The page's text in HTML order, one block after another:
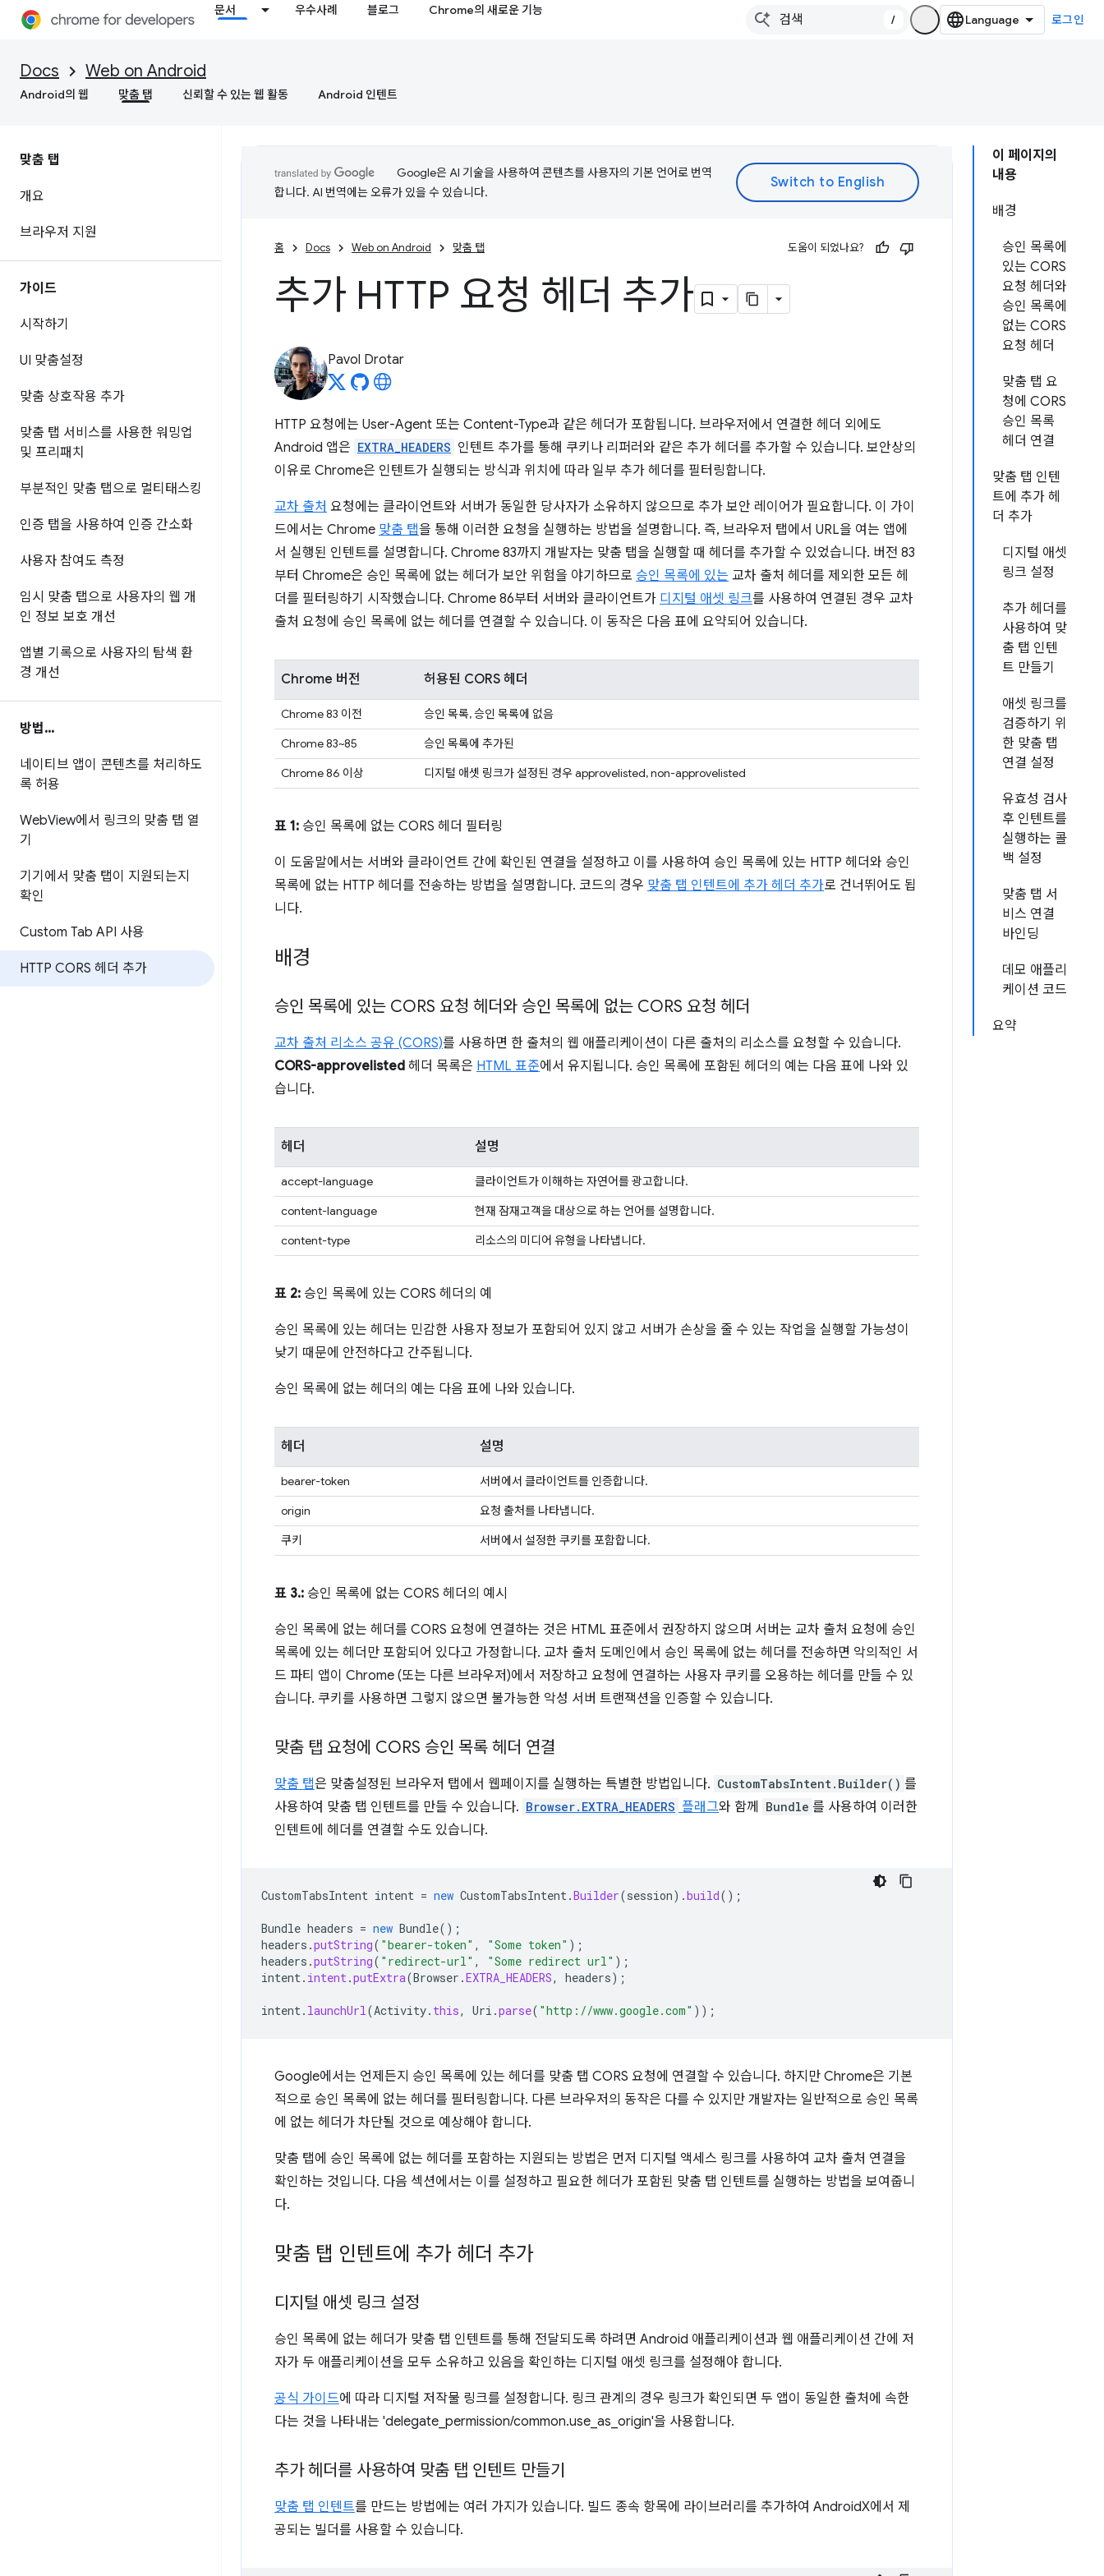
문서 우수사례 블로그 Chrome의 새로운 기능
/ 로그인
Docs Web on Android
Android의 웹 맞춤 탭 신뢰할 수 있는 웹 활동 Android 인텐트
맞춤 탭
개요
브라우저 지원
가이드
시작하기
UI 맞춤설정
맞춤 상호작용 추가
맞춤 탭 서비스를 사용한 워밍업
및 프리패치
부분적인 맞춤 탭으로 멀티태스킹
인증 탭을 사용하여 인증 간소화
사용자 참여도 측정
임시 맞춤 탭으로 사용자의 웹 개
인 정보 보호 개선
앱별 기록으로 사용자의 탐색 환
경 개선
방법...
네이티브 앱이 콘텐츠를 처리하도
록 허용
WebView에서 링크의 맞춤 탭 열
기
기기에서 맞춤 탭이 지원되는지
확인
Custom Tab API 사용
HTTP CORS 헤더 추가
이 페이지의
내용
배경
승인 목록에
있는 CORS
요청 헤더와
승인 목록에
없는 CORS
요청 헤더
맞춤 탭 요
청에 CORS
승인 목록
헤더 연결
맞춤 탭 인텐
트에 추가 헤
더 추가
디지털 애셋
링크 설정
추가 헤더를
사용하여 맞
춤 탭 인텐
트 만들기
애셋 링크를
검증하기 위
한 맞춤 탭
연결 설정
유효성 검사
후 인텐트를
실행하는 콜
백 설정
맞춤 탭 서
비스 연결
바인딩
데모 애플리
케이션 코드
요약
Google은 AI 기술을 사용하여 콘텐츠를 사용자의 기본 언어로 번역
합니다. AI 번역에는 오류가 있을 수 있습니다.
홈 Docs Web on Android 맞춤 탭 도움이 되었나요?
추가 HTTP 요청 헤더 추가
Pavol Drotar
HTTP 요청에는 User-Agent 또는 Content-Type과 같은 헤더가 포함됩니다. 브라우저에서 연결한 헤더 외에도
Android 앱은 EXTRA_HEADERS 인텐트 추가를 통해 쿠키나 리퍼러와 같은 추가 헤더를 추가할 수 있습니다. 보안상의
이유로 Chrome은 인텐트가 실행되는 방식과 위치에 따라 일부 추가 헤더를 필터링합니다.
교차 출처 요청에는 클라이언트와 서버가 동일한 당사자가 소유하지 않으므로 추가 보안 레이어가 필요합니다. 이 가이
드에서는 Chrome 맞춤 탭을 통해 이러한 요청을 실행하는 방법을 설명합니다. 즉, 브라우저 탭에서 URL을 여는 앱에
서 실행된 인텐트를 설명합니다. Chrome 83까지 개발자는 맞춤 탭을 실행할 때 헤더를 추가할 수 있었습니다. 버전 83
부터 Chrome은 승인 목록에 없는 헤더가 보안 위험을 야기하므로 승인 목록에 있는 교차 출처 헤더를 제외한 모든 헤
더를 필터링하기 시작했습니다. Chrome 86부터 서버와 클라이언트가 디지털 애셋 링크를 사용하여 연결된 경우 교차
출처 요청에 승인 목록에 없는 헤더를 연결할 수 있습니다. 이 동작은 다음 표에 요약되어 있습니다.
Chrome 버전 허용된 CORS 헤더
Chrome 83 이전
승인 목록, 승인 목록에 없음
Chrome 83~85
승인 목록에 추가된
Chrome 86 이상
디지털 애셋 링크가 설정된 경우 approvelisted, non-approvelisted
표 1: 승인 목록에 없는 CORS 헤더 필터링
이 도움말에서는 서버와 클라이언트 간에 확인된 연결을 설정하고 이를 사용하여 승인 목록에 있는 HTTP 헤더와 승인
목록에 없는 HTTP 헤더를 전송하는 방법을 설명합니다. 코드의 경우 맞춤 탭 인텐트에 추가 헤더 추가로 건너뛰어도 됩
니다.
배경
승인 목록에 있는 CORS 요청 헤더와 승인 목록에 없는 CORS 요청 헤더
교차 출처 리소스 공유 (CORS)를 사용하면 한 출처의 웹 애플리케이션이 다른 출처의 리소스를 요청할 수 있습니다.
CORS-approvelisted 헤더 목록은 HTML 표준에서 유지됩니다. 승인 목록에 포함된 헤더의 예는 다음 표에 나와 있
습니다.
헤더 설명
accept-language
클라이언트가 이해하는 자연어를 광고합니다.
content-language
현재 잠재고객을 대상으로 하는 언어를 설명합니다.
content-type
리소스의 미디어 유형을 나타냅니다.
표 2: 승인 목록에 있는 CORS 헤더의 예
승인 목록에 있는 헤더는 민감한 사용자 정보가 포함되어 있지 않고 서버가 손상을 줄 수 있는 작업을 실행할 가능성이
낮기 때문에 안전하다고 간주됩니다.
승인 목록에 없는 헤더의 예는 다음 표에 나와 있습니다.
헤더 설명
bearer-token
서버에서 클라이언트를 인증합니다.
origin
요청 출처를 나타냅니다.
쿠키
서버에서 설정한 쿠키를 포함합니다.
표 3.: 승인 목록에 없는 CORS 헤더의 예시
승인 목록에 없는 헤더를 CORS 요청에 연결하는 것은 HTML 표준에서 권장하지 않으며 서버는 교차 출처 요청에 승인
목록에 있는 헤더만 포함되어 있다고 가정합니다. 교차 출처 도메인에서 승인 목록에 없는 헤더를 전송하면 악의적인 서
드 파티 앱이 Chrome (또는 다른 브라우저)에서 저장하고 요청에 연결하는 사용자 쿠키를 오용하는 헤더를 만들 수 있
습니다. 쿠키를 사용하면 그렇지 않으면 불가능한 악성 서버 트랜잭션을 인증할 수 있습니다.
맞춤 탭 요청에 CORS 승인 목록 헤더 연결
맞춤 탭은 맞춤설정된 브라우저 탭에서 웹페이지를 실행하는 특별한 방법입니다. CustomTabsIntent.Builder() 를
사용하여 맞춤 탭 인텐트를 만들 수 있습니다. Browser.EXTRA_HEADERS 플래그와 함께 Bundle 를 사용하여 이러한
인텐트에 헤더를 연결할 수도 있습니다.
CustomTabsIntent intent = new CustomTabsIntent.Builder(session).build();
Bundle headers = new Bundle();
headers .putString( "bearer-token" , "Some token" );
headers .putString( "redirect-url" , "Some redirect url" );
intent. intent.putExtra(Browser .EXTRA_HEADERS, headers);
intent. launchUrl(Activity. this, Uri .parse( "http://www.google.com" ));
Google에서는 언제든지 승인 목록에 있는 헤더를 맞춤 탭 CORS 요청에 연결할 수 있습니다. 하지만 Chrome은 기본
적으로 승인 목록에 없는 헤더를 필터링합니다. 다른 브라우저의 동작은 다를 수 있지만 개발자는 일반적으로 승인 목록
에 없는 헤더가 차단될 것으로 예상해야 합니다.
맞춤 탭에 승인 목록에 없는 헤더를 포함하는 지원되는 방법은 먼저 디지털 액세스 링크를 사용하여 교차 출처 연결을
확인하는 것입니다. 다음 섹션에서는 이를 설정하고 필요한 헤더가 포함된 맞춤 탭 인텐트를 실행하는 방법을 보여줍니
다.
맞춤 탭 인텐트에 추가 헤더 추가
디지털 애셋 링크 설정
승인 목록에 없는 헤더가 맞춤 탭 인텐트를 통해 전달되도록 하려면 Android 애플리케이션과 웹 애플리케이션 간에 저
자가 두 애플리케이션을 모두 소유하고 있음을 확인하는 디지털 애셋 링크를 설정해야 합니다.
공식 가이드에 따라 디지털 저작물 링크를 설정합니다. 링크 관계의 경우 링크가 확인되면 두 앱이 동일한 출처에 속한
다는 것을 나타내는 'delegate_permission/common.use_as_origin'을 사용합니다.
추가 헤더를 사용하여 맞춤 탭 인텐트 만들기
맞춤 탭 인텐트를 만드는 방법에는 여러 가지가 있습니다. 빌드 종속 항목에 라이브러리를 추가하여 AndroidX에서 제
공되는 빌더를 사용할 수 있습니다.